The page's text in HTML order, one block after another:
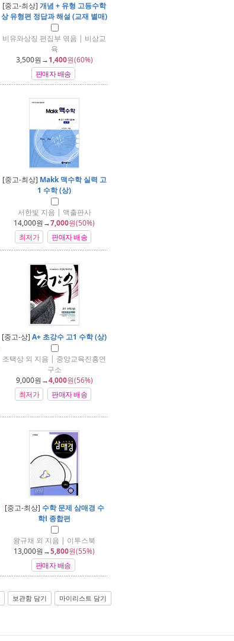
[중고-최상] 개념 + 유형 고등수학
상 유형편 정답과 해설 (교재 별매)
비유와상징 편집부 엮음 | 비상교
육
3,500원→1,400원(60%)
판매자 배송
[중고-최상] Makk 맥수학 실력 고
1 수학 (상)
서한빛 지음 | 맥출판사
14,000원→7,000원(50%)
최저가
판매자 배송
[중고-상] A+ 초강수 고1 수학 (상)
조택상 외 지음 | 중앙교육진흥연
구소
9,000원→4,000원(56%)
최저가
판매자 배송
[중고-최상] 수학 문제 삼매경 수
학Ⅰ 종합편
왕규채 외 지음 | 이투스북
13,000원→5,800원(55%)
판매자 배송
보관함 담기 마이리스트 담기